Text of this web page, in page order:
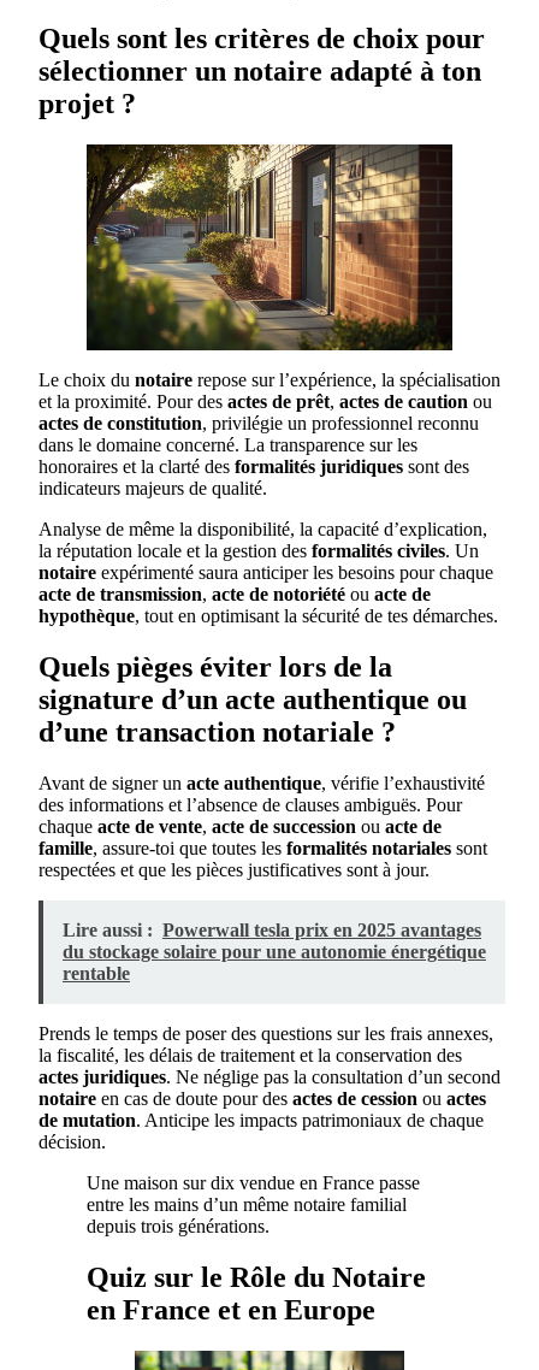
Quels sont les critères de choix pour
sélectionner un notaire adapté à ton
projet ?
Le choix du notaire repose sur l’expérience, la spécialisation
et la proximité. Pour des actes de prêt, actes de caution ou
actes de constitution, privilégie un professionnel reconnu
dans le domaine concerné. La transparence sur les
honoraires et la clarté des formalités juridiques sont des
indicateurs majeurs de qualité.
Analyse de même la disponibilité, la capacité d’explication,
la réputation locale et la gestion des formalités civiles. Un
notaire expérimenté saura anticiper les besoins pour chaque
acte de transmission, acte de notoriété ou acte de
hypothèque, tout en optimisant la sécurité de tes démarches.
Quels pièges éviter lors de la
signature d’un acte authentique ou
d’une transaction notariale ?
Avant de signer un acte authentique, vérifie l’exhaustivité
des informations et l’absence de clauses ambiguës. Pour
chaque acte de vente, acte de succession ou acte de
famille, assure-toi que toutes les formalités notariales sont
respectées et que les pièces justificatives sont à jour.
Lire aussi : Powerwall tesla prix en 2025 avantages
du stockage solaire pour une autonomie énergétique
rentable
Prends le temps de poser des questions sur les frais annexes,
la fiscalité, les délais de traitement et la conservation des
actes juridiques. Ne néglige pas la consultation d’un second
notaire en cas de doute pour des actes de cession ou actes
de mutation. Anticipe les impacts patrimoniaux de chaque
décision.
Une maison sur dix vendue en France passe
entre les mains d’un même notaire familial
depuis trois générations.
Quiz sur le Rôle du Notaire
en France et en Europe